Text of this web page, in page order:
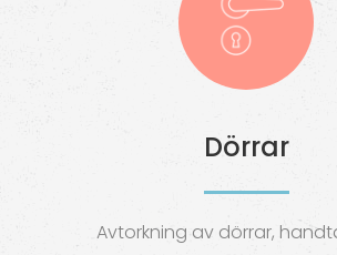
Dörrar
Avtorkning av dörrar,